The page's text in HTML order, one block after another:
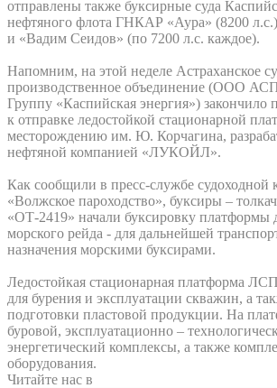
отправлены также буксирные суда
нефтяного флота ГНКАР «Аура» (8200
и «Вадим Сеидов» (по 7200 л.с. каждое).
Напомним, на этой неделе Астраханское
производственное объединение (ООО
Группу «Каспийская энергия») закончило
к отправке ледостойкой стационарной
месторождению им. Ю. Корчагина,
нефтяной компанией «ЛУКОЙЛ».
Как сообщили в пресс-службе судоходной
«Волжское пароходство», буксиры –
«ОТ-2419» начали буксировку платформы
морского рейда - для дальнейшей
назначения морскими буксирами.
Ледостойкая стационарная платформа
для бурения и эксплуатации скважин, а
подготовки пластовой продукции. На
буровой, эксплуатационно –
энергетический комплексы, а также
оборудования.
Читайте нас в